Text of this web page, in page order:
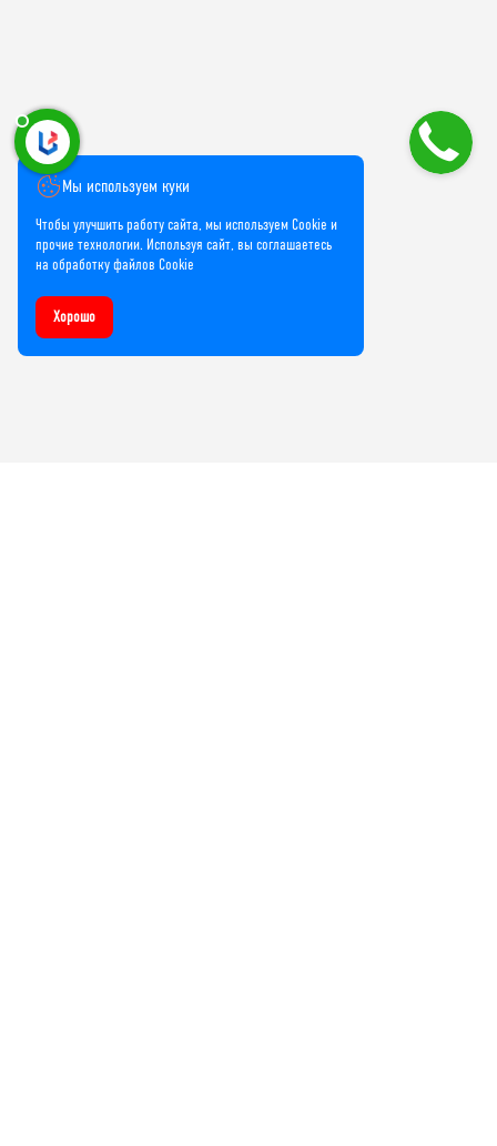
Мы используем куки
Чтобы улучшить работу сайта, мы используем Cookie и
прочие технологии. Используя сайт, вы соглашаетесь
на обработку файлов Cookie
Хорошо